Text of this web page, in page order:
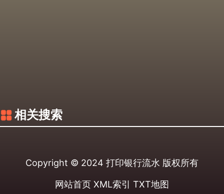
相关搜索
Copyright © 2024 打印银行流水 版权所有
网站首页 XML索引 TXT地图